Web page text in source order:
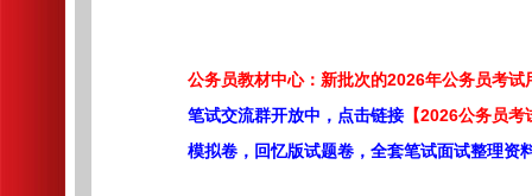
公务员教材中心：新批次的2026年公务员考试
笔试交流群开放中，点击链接 【2026公务员
模拟卷，回忆版试题卷，全套笔试面试整理资